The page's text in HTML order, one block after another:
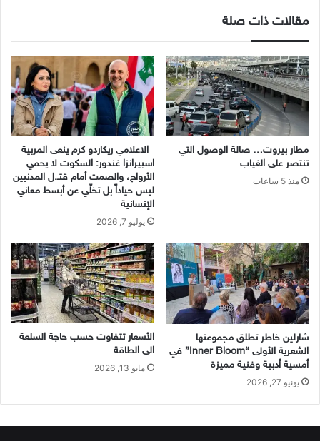
مقالات ذات صلة
مطار بيروت… صالة الوصول التي
تنتصر على الغياب
منذ 5 ساعات
الاعلامي ريكاردو كرم ينعى المربية
اسبيرانزا غندور: السكوت لا يحمي
الأرواح، والصمت أمام قتـ.ل المدنيين
ليس حياداً بل تخلّي عن أبسط معاني
الإنسانية
يوليو 7, 2026
شارلين خاطر تطلق مجموعتها
الشعرية الأولى “Inner Bloom” في
أمسية أدبية وفنية مميزة
يونيو 27, 2026
الأسعار تتفاوت حسب حاجة السلعة
الى الطاقة
مايو 13, 2026